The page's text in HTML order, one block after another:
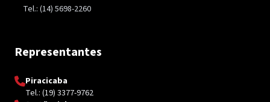
Tel.: (14) 5698-2260
Representantes
Piracicaba
Tel.: (19) 3377-9762